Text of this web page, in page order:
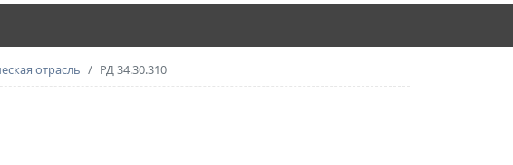
отрасль РД 34.30.310